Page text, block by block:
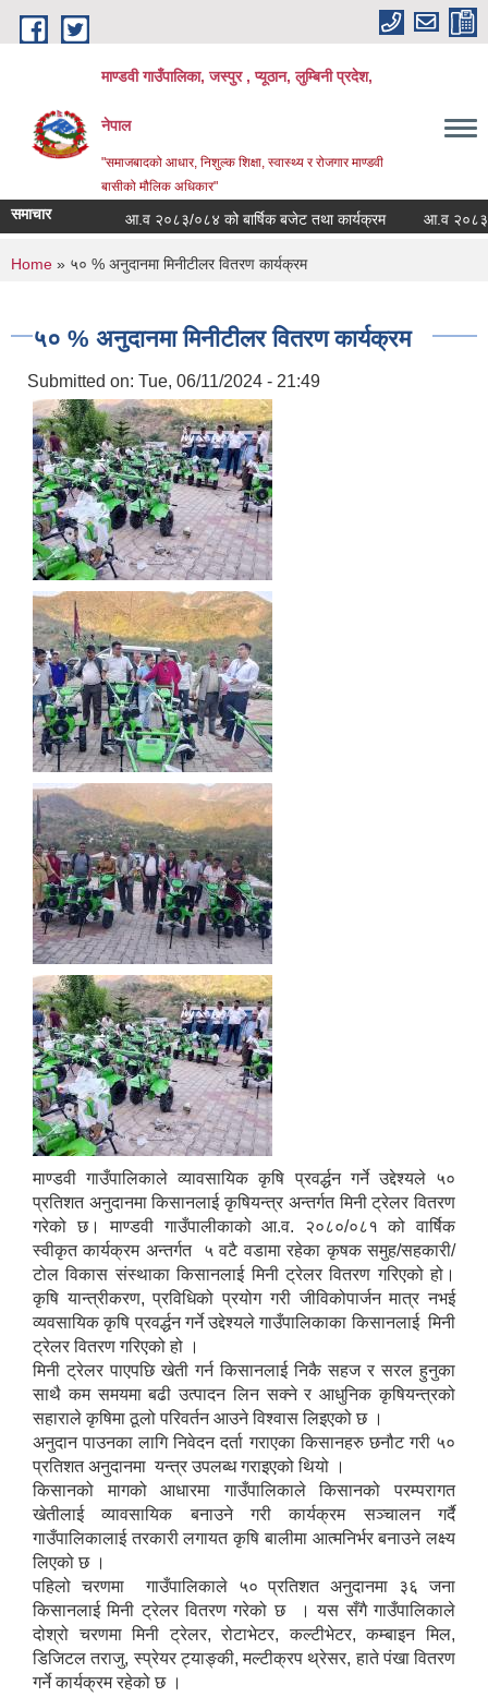
Skip to main content
माण्डवी गाउँपालिका, जस्पुर , प्यूठान, लुम्बिनी प्रदेश,
नेपाल
"समाजबादको आधार, निशुल्क शिक्षा, स्वास्थ्य र रोजगार माण्डवी
बासीको मौलिक अधिकार"
समाचार आ.व २०८३/०८४ को बार्षिक बजेट तथा कार्यक्रम आ.व २०८३/०८४
You are here
Home » ५० % अनुदानमा मिनीटीलर वितरण कार्यक्रम
५० % अनुदानमा मिनीटीलर वितरण कार्यक्रम
Submitted on: Tue, 06/11/2024 - 21:49
माण्डवी गाउँपालिकाले व्यावसायिक कृषि प्रवर्द्धन गर्ने उद्देश्यले ५०
प्रतिशत अनुदानमा किसानलाई कृषियन्त्र अन्तर्गत मिनी ट्रेलर वितरण
गरेको छ। माण्डवी गाउँपालीकाको आ.व. २०८०/०८१ को वार्षिक
स्वीकृत कार्यक्रम अन्तर्गत ५ वटै वडामा रहेका कृषक समुह/सहकारी/
टोल विकास संस्थाका किसानलाई मिनी ट्रेलर वितरण गरिएको हो।
कृषि यान्त्रीकरण, प्रविधिको प्रयोग गरी जीविकोपार्जन मात्र नभई
व्यवसायिक कृषि प्रवर्द्धन गर्ने उद्देश्यले गाउँपालिकाका किसानलाई मिनी
ट्रेलर वितरण गरिएको हो ।
मिनी ट्रेलर पाएपछि खेती गर्न किसानलाई निकै सहज र सरल हुनुका
साथै कम समयमा बढी उत्पादन लिन सक्ने र आधुनिक कृषियन्त्रको
सहाराले कृषिमा ठूलो परिवर्तन आउने विश्वास लिइएको छ ।
अनुदान पाउनका लागि निवेदन दर्ता गराएका किसानहरु छनौट गरी ५०
प्रतिशत अनुदानमा यन्त्र उपलब्ध गराइएको थियो ।
किसानको मागको आधारमा गाउँपालिकाले किसानको परम्परागत
खेतीलाई व्यावसायिक बनाउने गरी कार्यक्रम सञ्चालन गर्दै
गाउँपालिकालाई तरकारी लगायत कृषि बालीमा आत्मनिर्भर बनाउने लक्ष्य
लिएको छ ।
पहिलो चरणमा गाउँपालिकाले ५० प्रतिशत अनुदानमा ३६ जना
किसानलाई मिनी ट्रेलर वितरण गरेको छ । यस सँगै गाउँपालिकाले
दोश्रो चरणमा मिनी ट्रेलर, रोटाभेटर, कल्टीभेटर, कम्बाइन मिल,
डिजिटल तराजु, स्प्रेयर ट्याङ्की, मल्टीक्रप थ्रेसर, हाते पंखा वितरण
गर्ने कार्यक्रम रहेको छ ।